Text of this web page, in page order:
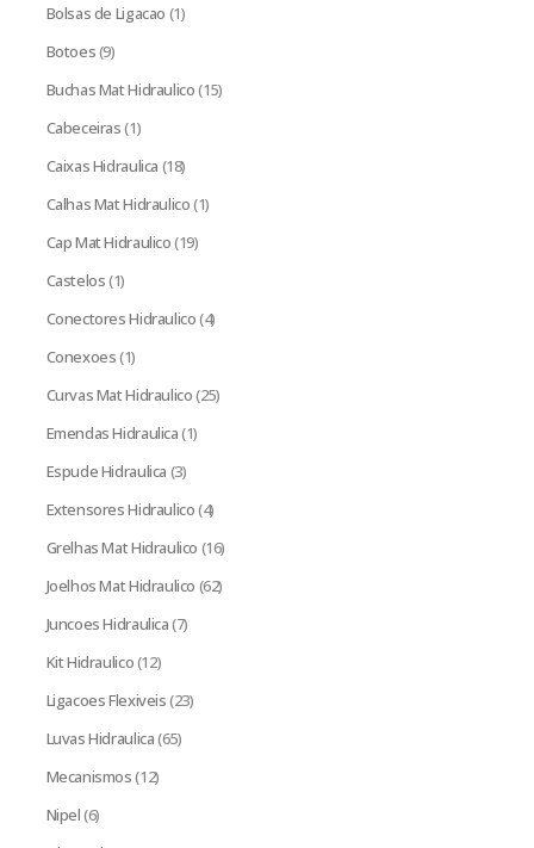
Bolsas de Ligacao (1)
Botoes(9)
Buchas Mat Hidraulico(15)
Cabeceiras(1)
Caixas Hidraulica (18)
Calhas Mat Hidraulico(1)
Cap Mat Hidraulico(19)
Castelos(1)
Conectores Hidraulico(4)
Conexoes(1)
Curvas Mat Hidraulico(25)
Emendas Hidraulica(1)
Espude Hidraulica (3)
Extensores Hidraulico(4)
Grelhas Mat Hidraulico (16)
Joelhos Mat Hidraulico (62)
Juncoes Hidraulica(7)
Kit Hidraulico(12)
Ligacoes Flexiveis(23)
Luvas Hidraulica(65)
Mecanismos(12)
Nipel(6)